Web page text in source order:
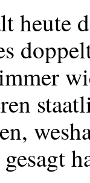
heute